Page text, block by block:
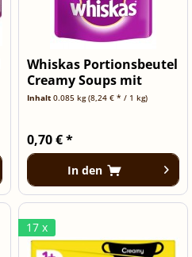
Whiskas Portionsbeutel
Creamy Soups mit
Huhn 85g
Inhalt 0.085 kg(8,24 € * / 1 kg)
0,70 € *
In den
17 x